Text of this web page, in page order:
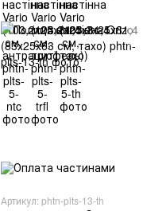
Артикул: phtn-plts-13-th